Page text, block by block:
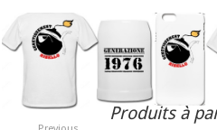
Produits à